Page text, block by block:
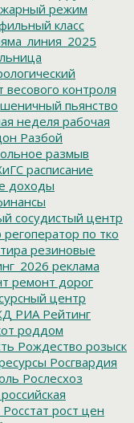
режим
класс
весового контроля
пьянство
неделя рабочая
Разбой
размыв
расписание
доходы
сосудистый центр
регоператор по тко
резиновые
реклама
ремонт дорог
центр
РИА Рейтинг
роддом
Рождество розыск
Росгвардия
Рослесхоз
российская
Росстат рост цен